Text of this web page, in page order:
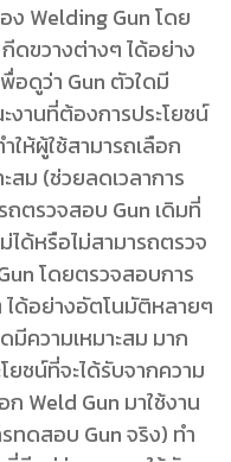
ง Welding Gun โดย
ดขวางต่างๆ ได้อย่าง
อดูว่า Gun ตัวใดมี
านที่ต้องการประโยชน์
ให้ผู้ใช้สามารถเลือก
สม (ช่วยลดเวลาการ
ถตรวจสอบ Gun เดิมที่
ได้หรือไม่สามารถตรวจ
โดยตรวจสอบการ
ด้อย่างอัตโนมัติหลายๆ
มีความเหมาะสม มาก
ชน์ที่จะได้รับจากความ
Weld Gun มาใช้งาน
ทดสอบ Gun จริง) ทํา